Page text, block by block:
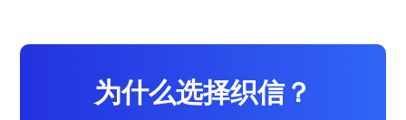
为什么选择织信？